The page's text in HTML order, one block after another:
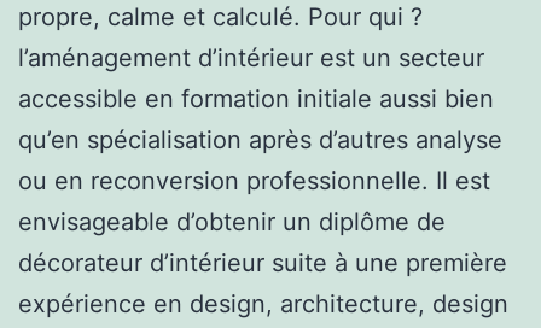
propre, calme et calculé. Pour qui ?
l’aménagement d’intérieur est un secteur
accessible en formation initiale aussi bien
qu’en spécialisation après d’autres analyse
ou en reconversion professionnelle. Il est
envisageable d’obtenir un diplôme de
décorateur d’intérieur suite à une première
expérience en design, architecture, design